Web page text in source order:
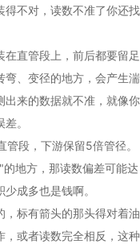
得不对，读数不准了你还找
直管段上，前后都要留足
弯、变径的地方，会产生湍
出来的数据就不准，就像你
。
段，下游保留5倍管径。
地方，那读数偏差可能达
成多也是钱啊。
标有箭头的那头得对着油
或者读数完全相反，这种